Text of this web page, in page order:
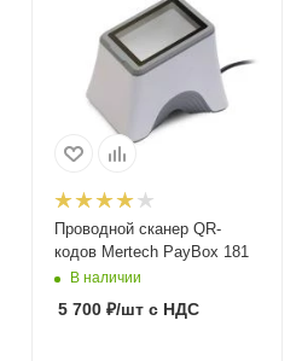
Проводной сканер QR-
кодов Mertech PayBox 181
В наличии
5 700₽/штс НДС